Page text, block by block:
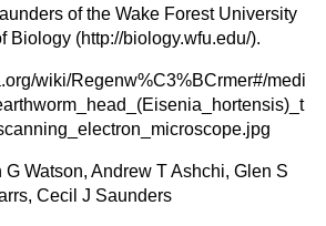
of the Wake Forest University
Biology (http://biology.wfu.edu/).
wiki/Regenw%C3%BCrmer#/medi
G Watson, Andrew T Ashchi, Glen S
Cecil J Saunders